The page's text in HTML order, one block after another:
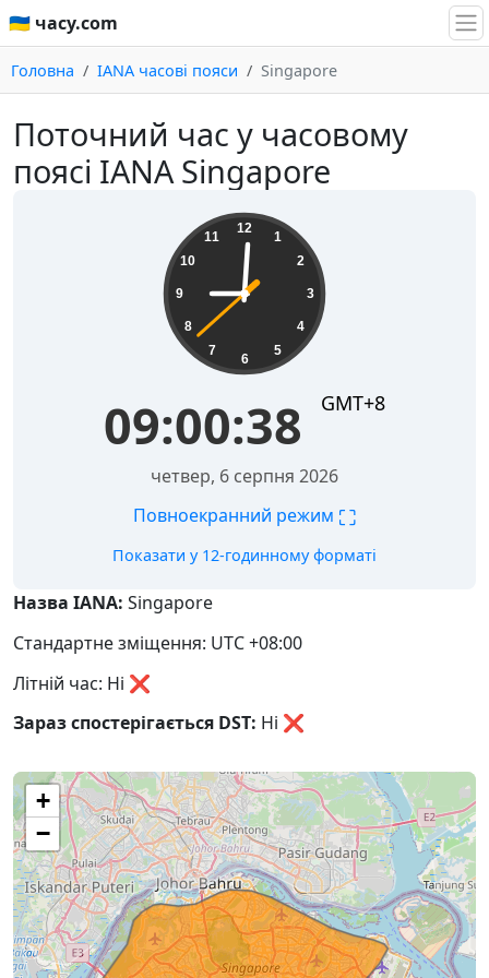
🇺🇦 часу.com
Головна IANA часові пояси Singapore
Поточний час у часовому
поясі IANA Singapore
12
1
2
3
4
5
6
7
8
9
10
11
09:00:38 GMT+8
четвер, 6 серпня 2026
Повноекранний режим ⛶
Показати у 12-годинному форматі
Назва IANA: Singapore
Стандартне зміщення: UTC +08:00
Літній час: Ні ❌
Зараз спостерігається DST: Ні ❌
+
−